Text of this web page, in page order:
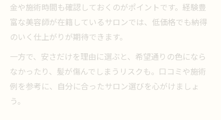
金や施術時間も確認しておくのがポイントです。経験豊
富な美容師が在籍しているサロンでは、低価格でも納得
のいく仕上がりが期待できます。
一方で、安さだけを理由に選ぶと、希望通りの色になら
なかったり、髪が傷んでしまうリスクも。口コミや施術
例を参考に、自分に合ったサロン選びを心がけましょ
う。